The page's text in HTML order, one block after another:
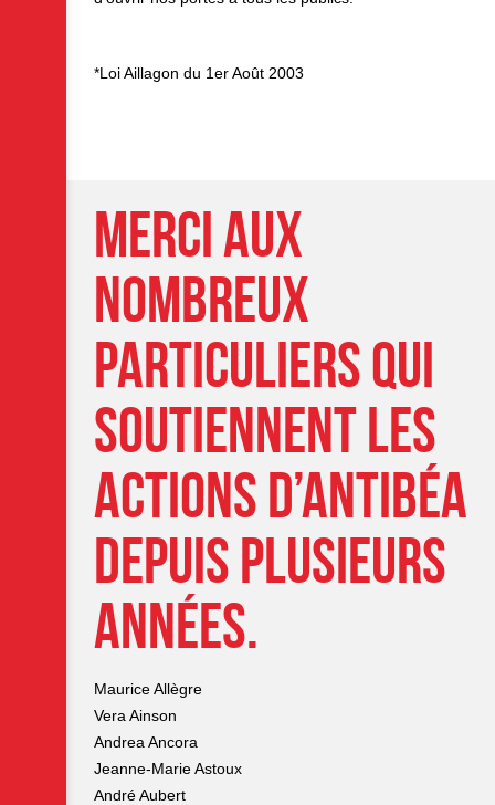
*Loi Aillagon du 1er Août 2003
Merci aux
nombreux
particuliers qui
soutiennent les
actions d’Antibéa
depuis plusieurs
années.
Maurice Allègre
Vera Ainson
Andrea Ancora
Jeanne-Marie Astoux
André Aubert